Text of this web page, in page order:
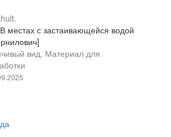
местах с застаивающейся водой
вид. Материал для